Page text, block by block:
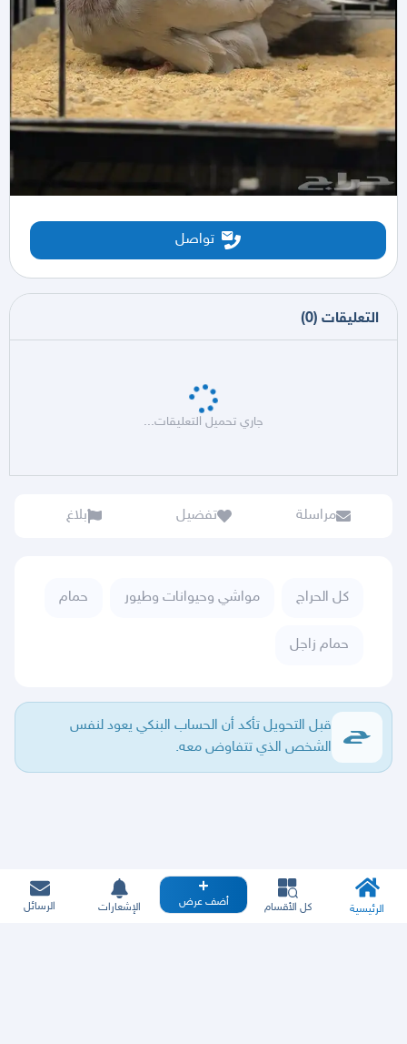
تواصل
التعليقات (
0
)
جاري تحميل التعليقات...
مراسلة تفضيل بلاغ
كل الحراج مواشي وحيوانات وطيور حمام
حمام زاجل
قبل التحويل تأكد أن الحساب البنكي يعود لنفس
الشخص الذي تتفاوض معه.
الرئيسية كل الأقسام أضف عرض الإشعارات الرسائل